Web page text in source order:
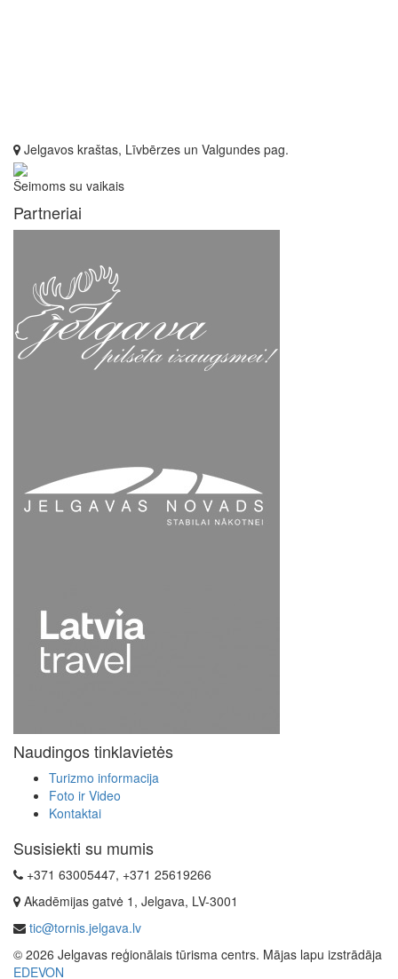
Jelgavos kraštas, Līvbērzes un Valgundes pag.
Šeimoms su vaikais
Partneriai
Naudingos tinklavietės
Turizmo informacija
Foto ir Video
Kontaktai
Susisiekti su mumis
+371 63005447, +371 25619266
Akadēmijas gatvė 1, Jelgava, LV-3001
tic@tornis.jelgava.lv
© 2026 Jelgavas reģionālais tūrisma centrs. Mājas lapu izstrādāja
EDEVON